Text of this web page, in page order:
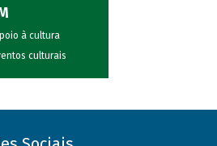
à cultura
culturais